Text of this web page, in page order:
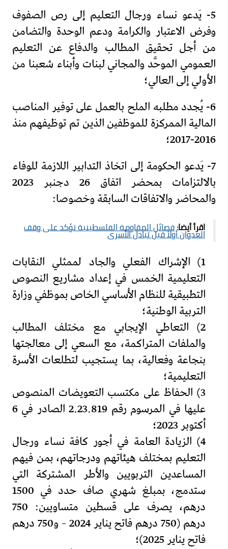
5- يَدعو نساء ورجال التعليم إلى رص الصفوف
وفرض الاعتبار والكرامة ودعم الوحدة والتضامن
من أجل تحقيق المطالب والدفاع عن التعليم
العمومي الموحَّد والمجاني لبنات وأبناء شعبنا من
الأولي إلى العالي؛
6- يُجدد مطلبه الملح بالعمل على توفير المناصب
المالية الممركزة للموظفين الذين تم توظيفهم منذ
2016-2017؛
7- يَدعو الحكومة إلى اتخاذ التدابير اللازمة للوفاء
بالالتزامات بمحضر اتفاق 26 دجنبر 2023
والمحاضر والاتفاقات السابقة وخصوصا:
اقرأ أيضا:فصائل المقاومة الفلسطينية تؤكد على وقف
العدوان أولاً قبل تبادل الأسرى
1) الإشراك الفعلي والجاد لممثلي النقابات
التعليمية الخمس في إعداد مشاريع النصوص
التطبيقية للنظام الأساسي الخاص بموظفي وزارة
التربية الوطنية؛
2) التعاطي الإيجابي مع مختلف المطالب
والملفات المتراكمة، مع السعي إلى معالجتها
بنجاعة وفعالية، بما يستجيب لتطلعات الأسرة
التعليمية؛
3) الحفاظ على مكتسب التعويضات المنصوص
عليها في المرسوم رقم 2.23.819 الصادر في 6
أكتوبر 2023؛
4) الزيادة العامة في أجور كافة نساء ورجال
التعليم بمختلف هيئاتهم ودرجاتهم، بمن فيهم
المساعدين التربويين والأطر المشتركة التي
ستدمج، بمبلغ شهري صاف حدد في 1500
درهم، يصرف على قسطين متساويين: 750
درهم (750 درهم فاتح يناير 2024 – و750 درهم
فاتح يناير 2025)؛